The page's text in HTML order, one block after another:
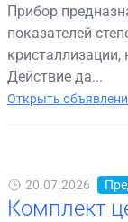
Прибор
показателей
кристаллизации,
Действие да...
Открыть
20.07.2026
Комплект